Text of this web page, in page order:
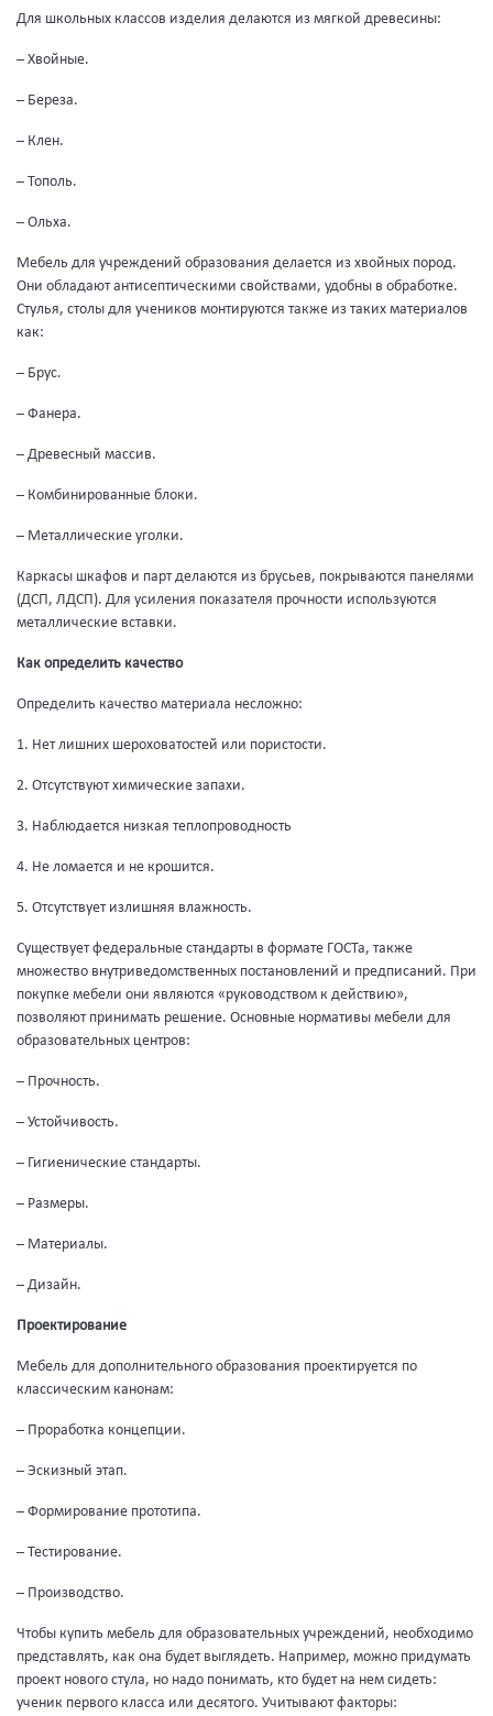
Для школьных классов изделия делаются из мягкой древесины:
– Хвойные.
– Береза.
– Клен.
– Тополь.
– Ольха.
Мебель для учреждений образования делается из хвойных пород.
Они обладают антисептическими свойствами, удобны в обработке.
Стулья, столы для учеников монтируются также из таких материалов
как:
– Брус.
– Фанера.
– Древесный массив.
– Комбинированные блоки.
– Металлические уголки.
Каркасы шкафов и парт делаются из брусьев, покрываются панелями
(ДСП, ЛДСП). Для усиления показателя прочности используются
металлические вставки.
Как определить качество
Определить качество материала несложно:
1. Нет лишних шероховатостей или пористости.
2. Отсутствуют химические запахи.
3. Наблюдается низкая теплопроводность
4. Не ломается и не крошится.
5. Отсутствует излишняя влажность.
Существует федеральные стандарты в формате ГОСТа, также
множество внутриведомственных постановлений и предписаний. При
покупке мебели они являются «руководством к действию»,
позволяют принимать решение. Основные нормативы мебели для
образовательных центров:
– Прочность.
– Устойчивость.
– Гигиенические стандарты.
– Размеры.
– Материалы.
– Дизайн.
Проектирование
Мебель для дополнительного образования проектируется по
классическим канонам:
– Проработка концепции.
– Эскизный этап.
– Формирование прототипа.
– Тестирование.
– Производство.
Чтобы купить мебель для образовательных учреждений, необходимо
представлять, как она будет выглядеть. Например, можно придумать
проект нового стула, но надо понимать, кто будет на нем сидеть:
ученик первого класса или десятого. Учитывают факторы: